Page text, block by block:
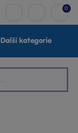
0
Další kategorie